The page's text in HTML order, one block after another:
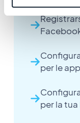
per le
per la tua